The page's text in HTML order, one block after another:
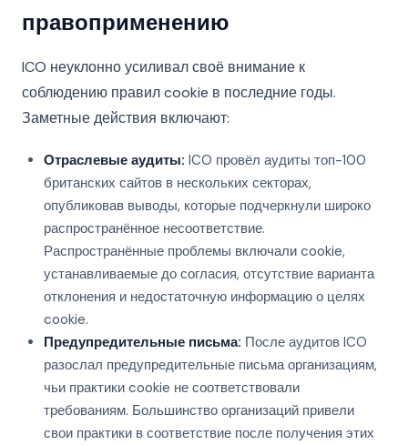
правоприменению
ICO неуклонно усиливал своё внимание к
соблюдению правил cookie в последние годы.
Заметные действия включают:
Отраслевые аудиты: ICO провёл аудиты топ-100
британских сайтов в нескольких секторах,
опубликовав выводы, которые подчеркнули широко
распространённое несоответствие.
Распространённые проблемы включали cookie,
устанавливаемые до согласия, отсутствие варианта
отклонения и недостаточную информацию о целях
cookie.
Предупредительные письма: После аудитов ICO
разослал предупредительные письма организациям,
чьи практики cookie не соответствовали
требованиям. Большинство организаций привели
свои практики в соответствие после получения этих